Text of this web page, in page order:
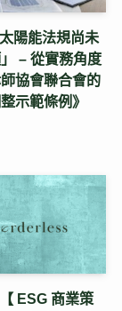
陽能法規尚未
– 從實務角度
協會聯合會的
示範條例》
ESG 商業策